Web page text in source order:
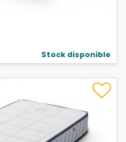
Stock disponible